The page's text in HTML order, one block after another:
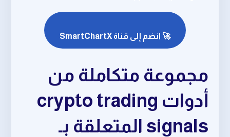
🚀 انضم إلى قناة SmartChartX
مجموعة متكاملة من
أدوات crypto trading
signals المتعلقة بـ